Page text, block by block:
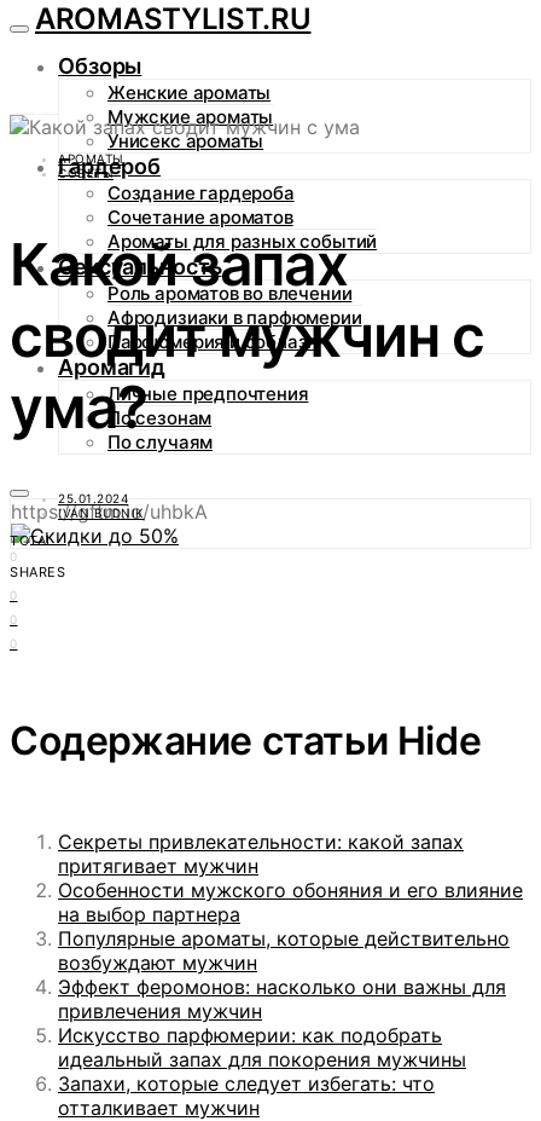
AROMASTYLIST.RU
Обзоры
Женские ароматы
Мужские ароматы
Унисекс ароматы
Гардероб
Создание гардероба
Сочетание ароматов
Ароматы для разных событий
Сексуальность
Роль ароматов во влечении
Афродизиаки в парфюмерии
Парфюмерия и соблазн
Аромагид
Личные предпочтения
По сезонам
По случаям
https://gftm.io/uhbkA
АРОМАТЫ
СОВЕТЫ
Какой запах
сводит мужчин с
ума?
25.01.2024
IVAN BUDNIK
TOTAL
0
SHARES
0
0
0
Содержание статьи Hide
Секреты привлекательности: какой запах
притягивает мужчин
Особенности мужского обоняния и его влияние
на выбор партнера
Популярные ароматы, которые действительно
возбуждают мужчин
Эффект феромонов: насколько они важны для
привлечения мужчин
Искусство парфюмерии: как подобрать
идеальный запах для покорения мужчины
Запахи, которые следует избегать: что
отталкивает мужчин